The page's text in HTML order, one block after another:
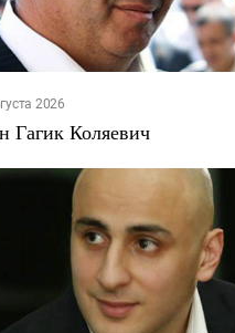
2026
Гагик Коляевич